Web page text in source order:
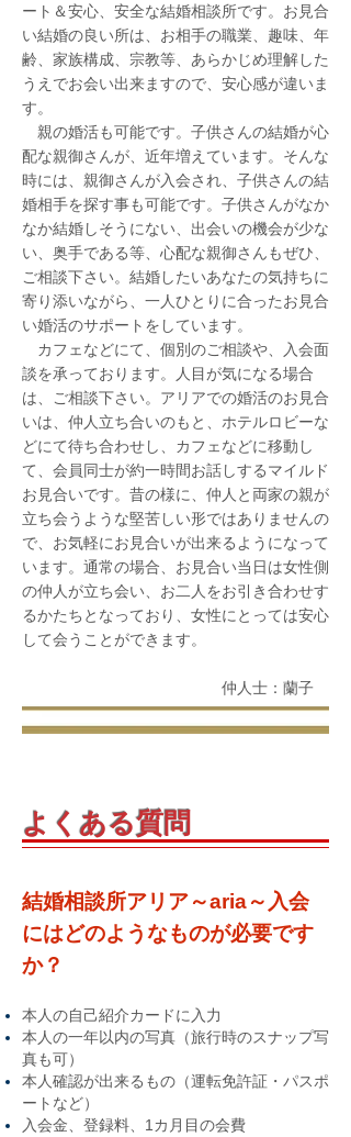
ート＆安心、安全な結婚相談所です。お見合
い結婚の良い所は、お相手の職業、趣味、年
齢、家族構成、宗教等、あらかじめ理解した
うえでお会い出来ますので、安心感が違いま
す。
親の婚活も可能です。子供さんの結婚が心
配な親御さんが、近年増えています。そんな
時には、親御さんが入会され、子供さんの結
婚相手を探す事も可能です。子供さんがなか
なか結婚しそうにない、出会いの機会が少な
い、奥手である等、心配な親御さんもぜひ、
ご相談下さい。結婚したいあなたの気持ちに
寄り添いながら、一人ひとりに合ったお見合
い婚活のサポートをしています。
カフェなどにて、個別のご相談や、入会面
談を承っております。人目が気になる場合
は、ご相談下さい。アリアでの婚活のお見合
いは、仲人立ち合いのもと、ホテルロビーな
どにて待ち合わせし、カフェなどに移動し
て、会員同士が約一時間お話しするマイルド
お見合いです。昔の様に、仲人と両家の親が
立ち会うような堅苦しい形ではありませんの
で、お気軽にお見合いが出来るようになって
います。通常の場合、お見合い当日は女性側
の仲人が立ち会い、お二人をお引き合わせす
るかたちとなっており、女性にとっては安心
して会うことができます。
仲人士：蘭子
よくある質問
結婚相談所アリア～aria～入会
にはどのようなものが必要です
か？
本人の自己紹介カードに入力
本人の一年以内の写真（旅行時のスナップ写
真も可）
本人確認が出来るもの（運転免許証・パスポ
ートなど）
入会金、登録料、1カ月目の会費